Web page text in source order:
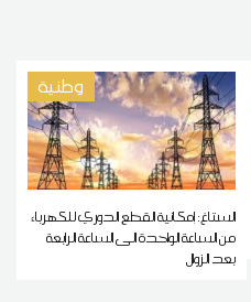
وطنية
الستاغ: إمكانية القطع الدوري للكهرباء
من الساعة الواحدة الى الساعة الرابعة
بعد الزوال